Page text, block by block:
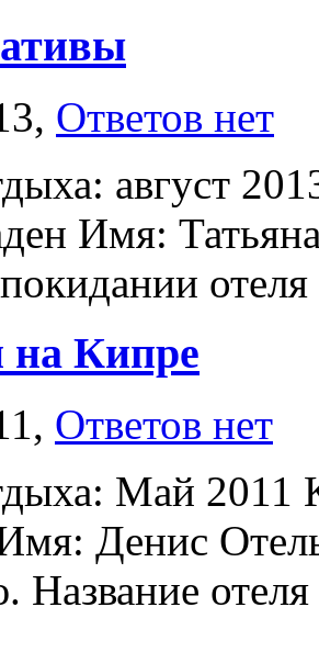
Ответов нет
август
Имя:
на Кипре
Ответов нет
Май 2011
Денис
Название